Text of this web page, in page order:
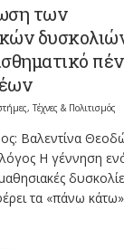
των
Τέχνες & Πολιτισμός
Βαλεντίνα
Η γέννηση
τα «πάνω